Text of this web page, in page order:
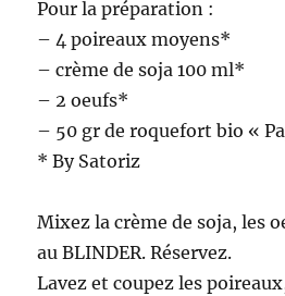
Pour la préparation :
– 4 poireaux moyens*
– crème de soja 100 ml*
– 2 oeufs*
– 50 gr de roquefort bio «
* By Satoriz
Mixez la crème de soja, les
au BLINDER. Réservez.
Lavez et coupez les